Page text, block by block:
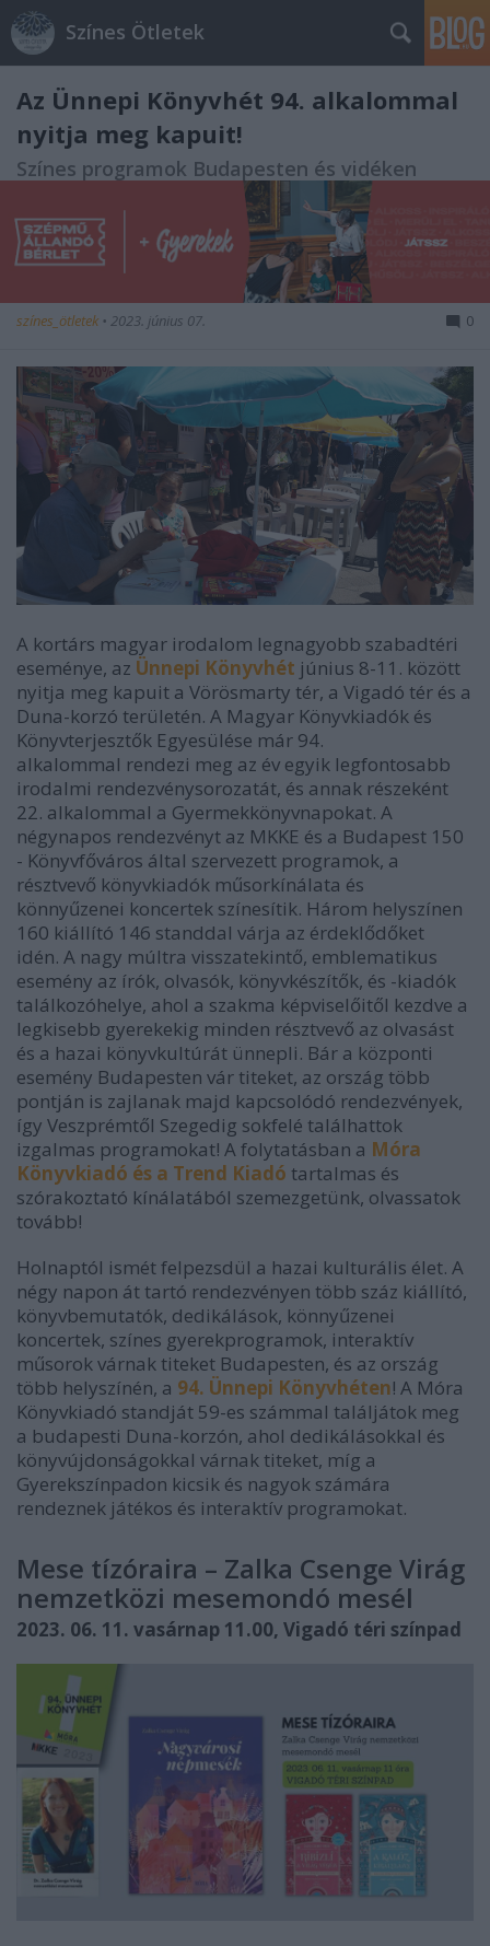
Színes Ötletek
Az Ünnepi Könyvhét 94. alkalommal
nyitja meg kapuit!
Színes programok Budapesten és vidéken
színes_ötletek • 2023. június 07. 0
A kortárs magyar irodalom legnagyobb szabadtéri
eseménye, az Ünnepi Könyvhét június 8-11. között
nyitja meg kapuit a Vörösmarty tér, a Vigadó tér és a
Duna-korzó területén. A Magyar Könyvkiadók és
Könyvterjesztők Egyesülése már 94.
alkalommal rendezi meg az év egyik legfontosabb
irodalmi rendezvénysorozatát, és annak részeként
22. alkalommal a Gyermekkönyvnapokat. A
négynapos rendezvényt az MKKE és a Budapest 150
- Könyvfőváros által szervezett programok, a
résztvevő könyvkiadók műsorkínálata és
könnyűzenei koncertek színesítik. Három helyszínen
160 kiállító 146 standdal várja az érdeklődőket
idén. A nagy múltra visszatekintő, emblematikus
esemény az írók, olvasók, könyvkészítők, és -kiadók
találkozóhelye, ahol a szakma képviselőitől kezdve a
legkisebb gyerekekig minden résztvevő az olvasást
és a hazai könyvkultúrát ünnepli. Bár a központi
esemény Budapesten vár titeket, az ország több
pontján is zajlanak majd kapcsolódó rendezvények,
így Veszprémtől Szegedig sokfelé találhattok
izgalmas programokat! A folytatásban a Móra
Könyvkiadó és a Trend Kiadó tartalmas és
szórakoztató kínálatából szemezgetünk, olvassatok
tovább!
Holnaptól ismét felpezsdül a hazai kulturális élet. A
négy napon át tartó rendezvényen több száz kiállító,
könyvbemutatók, dedikálások, könnyűzenei
koncertek, színes gyerekprogramok, interaktív
műsorok várnak titeket Budapesten, és az ország
több helyszínén, a 94. Ünnepi Könyvhéten! A Móra
Könyvkiadó standját 59-es számmal találjátok meg
a budapesti Duna-korzón, ahol dedikálásokkal és
könyvújdonságokkal várnak titeket, míg a
Gyerekszínpadon kicsik és nagyok számára
rendeznek játékos és interaktív programokat.
Mese tízóraira – Zalka Csenge Virág
nemzetközi mesemondó mesél
2023. 06. 11. vasárnap 11.00, Vigadó téri színpad